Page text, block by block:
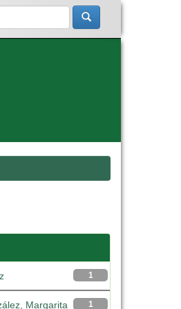
1
1
Margarita